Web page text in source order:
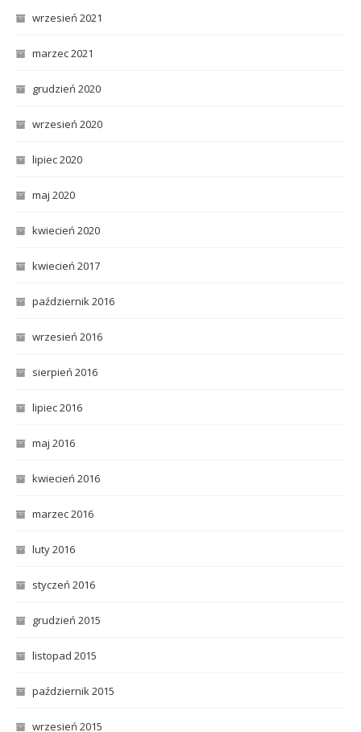
wrzesień 2021
marzec 2021
grudzień 2020
wrzesień 2020
lipiec 2020
maj 2020
kwiecień 2020
kwiecień 2017
październik 2016
wrzesień 2016
sierpień 2016
lipiec 2016
maj 2016
kwiecień 2016
marzec 2016
luty 2016
styczeń 2016
grudzień 2015
listopad 2015
październik 2015
wrzesień 2015